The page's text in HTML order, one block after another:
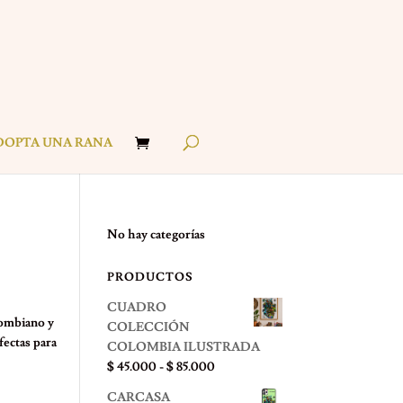
UNA RANA
y
para
No hay categorías
PRODUCTOS
CUADRO
COLECCIÓN
COLOMBIA ILUSTRADA
$45.000-$85.000Rango
CARCASA